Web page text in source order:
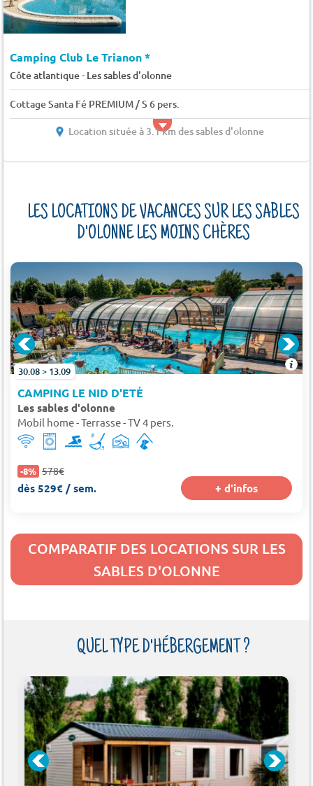
Camping Club Le Trianon *
Côte atlantique- Les sables d'olonne
Cottage Santa Fé PREMIUM / S 6 pers.
Location située à 3.1 km des sables d'olonne
LES LOCATIONS DE VACANCES SUR LES SABLES
D'OLONNE LES MOINS CHÈRES
30.08 > 13.09
CAMPING LE NID D'ETÉ
Les sables d'olonne
Mobil home - Terrasse - TV 4 pers.
-8% 578€
dès 529€ / sem. + d'infos
COMPARATIF DES LOCATIONS SUR LES
SABLES D'OLONNE
QUEL TYPE D'HÉBERGEMENT ?